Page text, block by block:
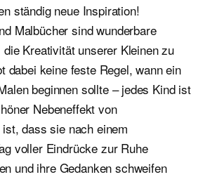
ständig neue Inspiration!
Malbücher sind wunderbare
Kreativität unserer Kleinen zu
dabei keine feste Regel, wann ein
beginnen sollte – jedes Kind ist
Nebeneffekt von
dass sie nach einem
voller Eindrücke zur Ruhe
und ihre Gedanken schweifen